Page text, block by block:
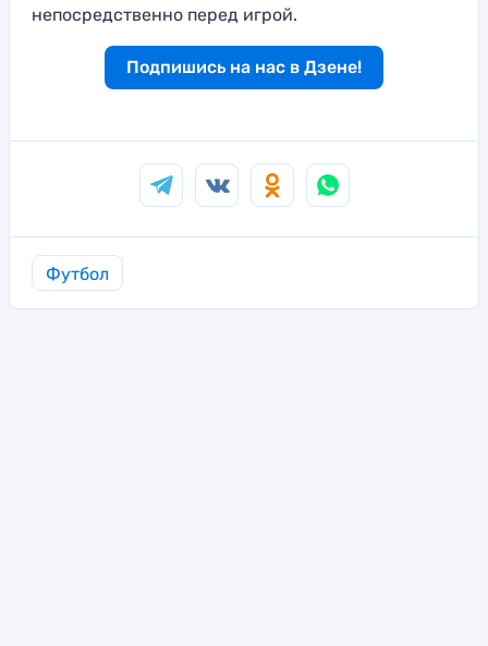
непосредственно перед игрой.
Подпишись на нас в Дзене!
Футбол